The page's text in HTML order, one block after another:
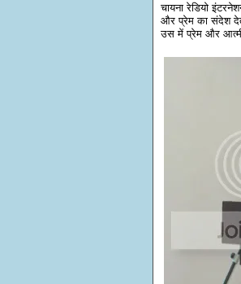
चायना रेडियो
और प्रेम का संदेश
उस में प्रेम और